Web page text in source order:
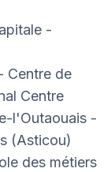
-
Centre de
Centre
l'Outaouais -
(Asticou)
des métiers